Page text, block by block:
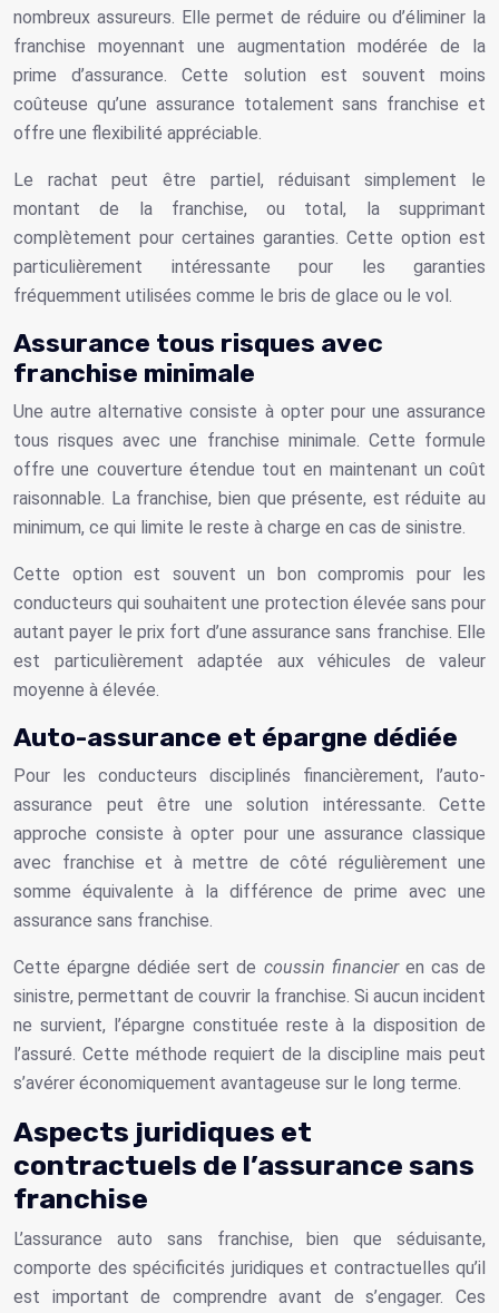
nombreux assureurs. Elle permet de réduire ou d’éliminer la
franchise moyennant une augmentation modérée de la
prime d’assurance. Cette solution est souvent moins
coûteuse qu’une assurance totalement sans franchise et
offre une flexibilité appréciable.
Le rachat peut être partiel, réduisant simplement le
montant de la franchise, ou total, la supprimant
complètement pour certaines garanties. Cette option est
particulièrement intéressante pour les garanties
fréquemment utilisées comme le bris de glace ou le vol.
Assurance tous risques avec
franchise minimale
Une autre alternative consiste à opter pour une assurance
tous risques avec une franchise minimale. Cette formule
offre une couverture étendue tout en maintenant un coût
raisonnable. La franchise, bien que présente, est réduite au
minimum, ce qui limite le reste à charge en cas de sinistre.
Cette option est souvent un bon compromis pour les
conducteurs qui souhaitent une protection élevée sans pour
autant payer le prix fort d’une assurance sans franchise. Elle
est particulièrement adaptée aux véhicules de valeur
moyenne à élevée.
Auto-assurance et épargne dédiée
Pour les conducteurs disciplinés financièrement, l’auto-
assurance peut être une solution intéressante. Cette
approche consiste à opter pour une assurance classique
avec franchise et à mettre de côté régulièrement une
somme équivalente à la différence de prime avec une
assurance sans franchise.
Cette épargne dédiée sert de coussin financier en cas de
sinistre, permettant de couvrir la franchise. Si aucun incident
ne survient, l’épargne constituée reste à la disposition de
l’assuré. Cette méthode requiert de la discipline mais peut
s’avérer économiquement avantageuse sur le long terme.
Aspects juridiques et
contractuels de l’assurance sans
franchise
L’assurance auto sans franchise, bien que séduisante,
comporte des spécificités juridiques et contractuelles qu’il
est important de comprendre avant de s’engager. Ces